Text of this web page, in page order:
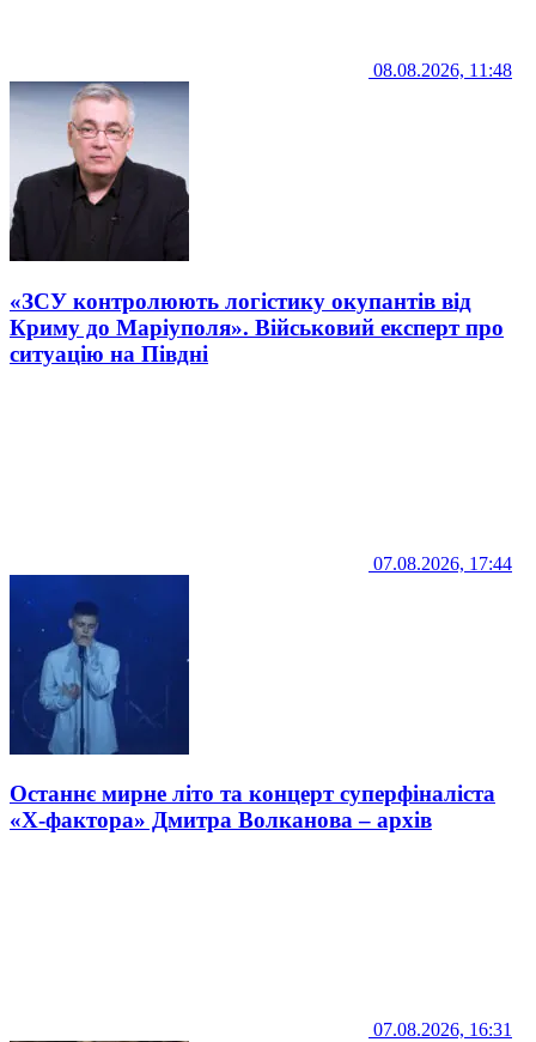
08.08.2026, 11:48
«ЗСУ контролюють логістику окупантів від
Криму до Маріуполя». Військовий експерт про
ситуацію на Півдні
07.08.2026, 17:44
Останнє мирне літо та концерт суперфіналіста
«Х-фактора» Дмитра Волканова – архів
07.08.2026, 16:31